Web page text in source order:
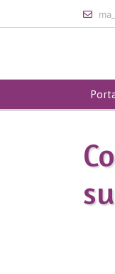
Skip to main content